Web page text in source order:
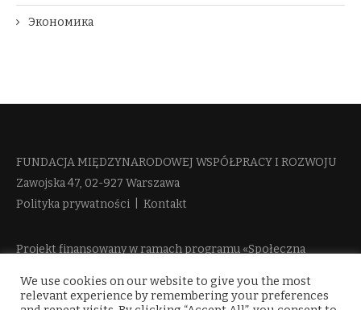
Экономика
FUNDACJA MIĘDZYNARODOWEJ WSPÓŁPRACY I ROZWOJU​
Zawojska 47, 02-927 Warszawa
Polityka prywatności
Kontakt
Projekt finansowany w ramach programu «Społeczna
więcej informacji
We use cookies on our website to give you the most
relevant experience by remembering your preferences